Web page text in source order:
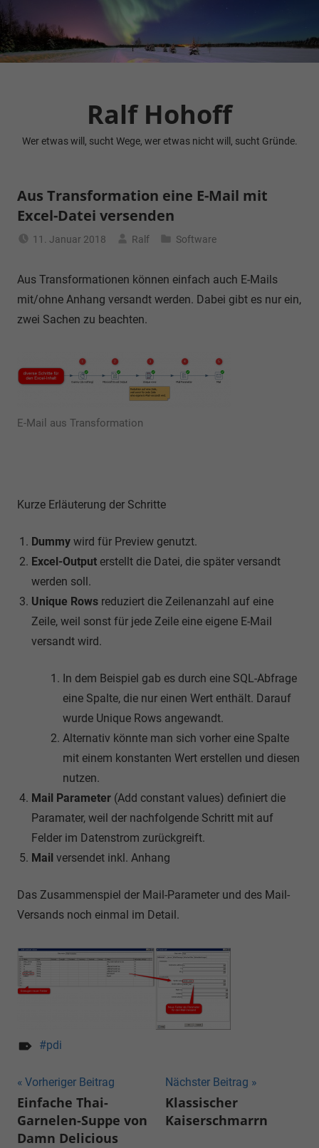
Zum
Inhalt
springen
Ralf Hohoff
Wer etwas will, sucht Wege, wer etwas nicht will, sucht Gründe.
Aus Transformation eine E-Mail mit
Excel-Datei versenden
11. Januar 2018 Ralf Software
Aus Transformationen können einfach auch E-Mails
mit/ohne Anhang versandt werden. Dabei gibt es nur ein,
zwei Sachen zu beachten.
E-Mail aus Transformation
Kurze Erläuterung der Schritte
Dummy wird für Preview genutzt.
Excel-Output erstellt die Datei, die später versandt
werden soll.
Unique Rows reduziert die Zeilenanzahl auf eine
Zeile, weil sonst für jede Zeile eine eigene E-Mail
versandt wird.
In dem Beispiel gab es durch eine SQL-Abfrage
eine Spalte, die nur einen Wert enthält. Darauf
wurde Unique Rows angewandt.
Alternativ könnte man sich vorher eine Spalte
mit einem konstanten Wert erstellen und diesen
nutzen.
Mail Parameter (Add constant values) definiert die
Paramater, weil der nachfolgende Schritt mit auf
Felder im Datenstrom zurückgreift.
Mail versendet inkl. Anhang
Das Zusammenspiel der Mail-Parameter und des Mail-
Versands noch einmal im Detail.
pdi
Beitragsnavigation
Vorheriger Beitrag
Einfache Thai-
Garnelen-Suppe von
Damn Delicious
Nächster Beitrag
Klassischer
Kaiserschmarrn